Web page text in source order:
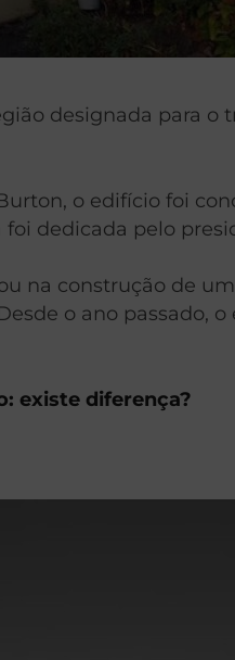
designada para
o edifício foi
dedicada pelo
na construção de
o ano passado,
existe diferença?